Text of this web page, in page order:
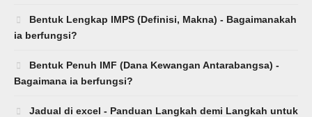
Bentuk Lengkap IMPS (Definisi, Makna) - Bagaimanakah
ia berfungsi?
Bentuk Penuh IMF (Dana Kewangan Antarabangsa) -
Bagaimana ia berfungsi?
Jadual di excel - Panduan Langkah demi Langkah untuk